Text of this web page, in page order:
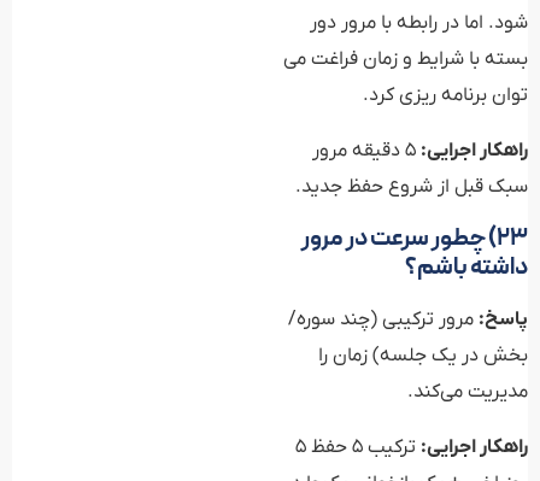
شود. اما در رابطه با مرور دور
بسته با شرایط و زمان فراغت می
توان برنامه ریزی کرد.
راهکار اجرایی:
۵ دقیقه مرور
سبک قبل از شروع حفظ جدید.
۲۳) چطور سرعت در مرور
داشته باشم؟
پاسخ: مرور ترکیبی (چند سوره/
بخش در یک جلسه) زمان را
مدیریت می‌کند.
راهکار اجرایی:
ترکیب ۵ حفظ ۵